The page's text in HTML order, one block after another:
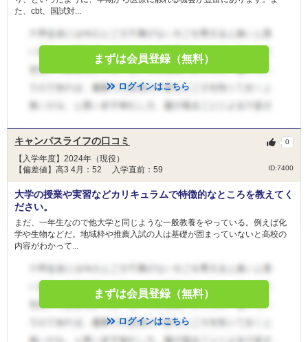
た、cbt、国試対...
まずは会員登録（無料）
ログインはこちら
キャンパスライフの口コミ
【入学年度】2024年（現役）
【偏差値】高3 4月：52 入学直前：59
ID:7400
0
大学の授業や実習などカリキュラムで特徴的なところを教えてく
ださい。
まだ、一年生なので他大学と同じような一般教養をやっている。例えば化
学や生物などだ。地域枠や推薦入試の人は基礎が固まっていないと高校の
内容がわかって...
まずは会員登録（無料）
ログインはこちら